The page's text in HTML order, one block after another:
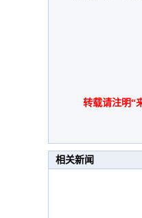
转载请注明“
相关新闻